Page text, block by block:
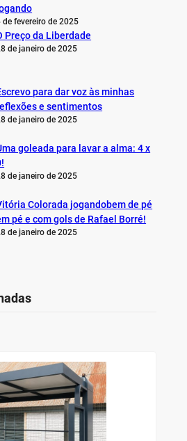
de fevereiro de 2025
Preço da Liberdade
de janeiro de 2025
para dar voz às minhas
e sentimentos
de janeiro de 2025
goleada para lavar a alma: 4 x
de janeiro de 2025
Colorada jogandobem de pé
pé e com gols de Rafael Borré!
de janeiro de 2025